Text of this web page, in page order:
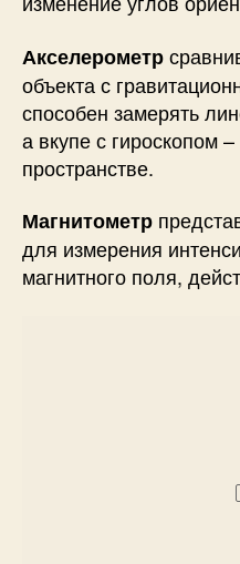
Акселерометр
объекта с
способен замерять
а вкупе с гироскопом
пространстве.
Магнитометр
для измерения
магнитного поля,